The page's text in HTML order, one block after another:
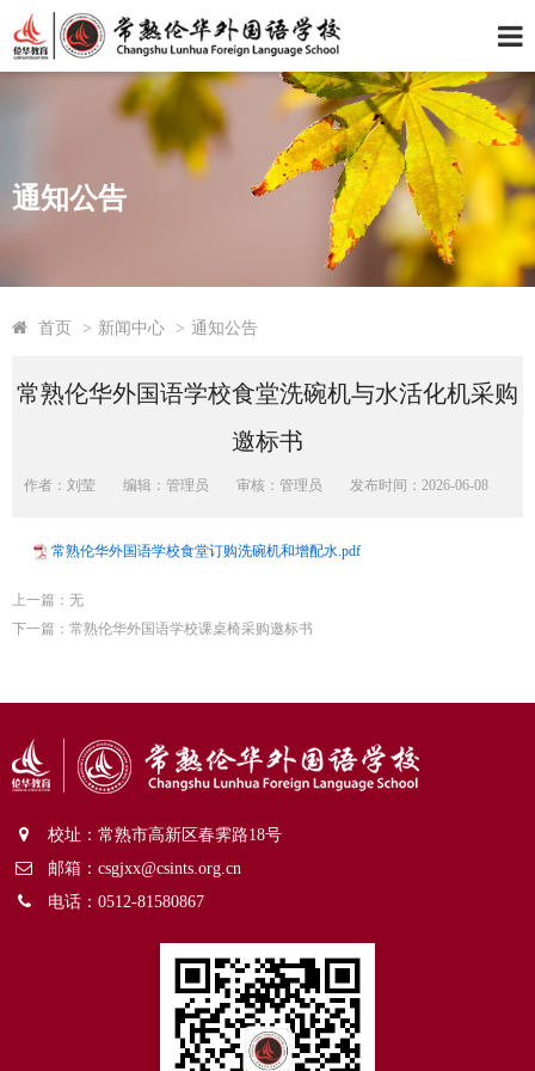
通知公告
首页 > 新闻中心 > 通知公告
常熟伦华外国语学校食堂洗碗机与水活化机采购
邀标书
作者：刘莹 编辑：管理员 审核：管理员 发布时间：2026-06-08
常熟伦华外国语学校食堂订购洗碗机和增配水.pdf
上一篇：无
下一篇： 常熟伦华外国语学校课桌椅采购邀标书
校址：常熟市高新区春霁路18号
邮箱：csgjxx@csints.org.cn
电话：0512-81580867